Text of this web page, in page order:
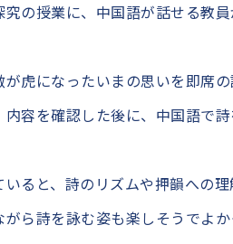
の授業に、中国語が話せる教員
が虎になったいまの思いを即席
容を確認した後に、中国語で詩
ると、詩のリズムや押韻への
ら詩を詠む姿も楽しそうでよか